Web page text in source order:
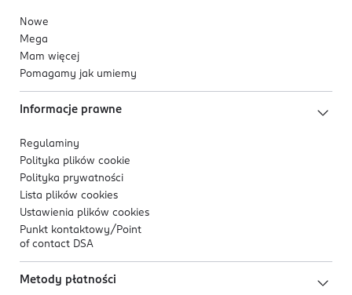
Nowe
Mega
Mam więcej
Pomagamy jak umiemy
Informacje prawne
Regulaminy
Polityka plików cookie
Polityka prywatności
Lista plików cookies
Ustawienia plików cookies
Punkt kontaktowy/ Point
of contact DSA
Metody płatności